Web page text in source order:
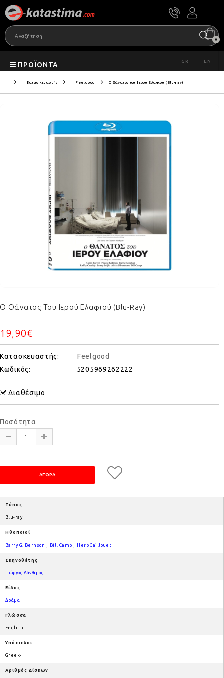
0
ΠΡΟΪΌΝΤΑ GR EN
Κατασκευαστής Feelgood Ο Θάνατος του Ιερού Ελαφιού (Blu-ray)
Ο Θάνατος Του Ιερού Ελαφιού (Blu-Ray)
19,90€
Κατασκευαστής:
Feelgood
Κωδικός:
5205969262222
Διαθέσιμο
Ποσότητα
Τύπος
Blu-ray
Ηθοποιοί
Barry G. Bernson Bill Camp Herb Caillouet
Σκηνοθέτης
Γιώργος Λάνθιμος
Είδος
Δράμα
Γλώσσα
English-
Υπότιτλοι
Greek-
Αριθμός Δίσκων